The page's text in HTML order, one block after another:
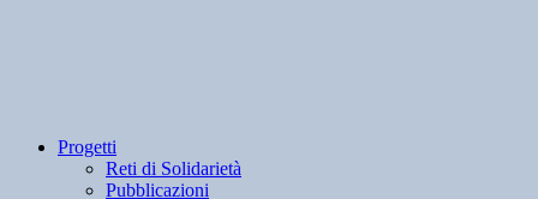
Progetti
Reti di Solidarietà
Pubblicazioni